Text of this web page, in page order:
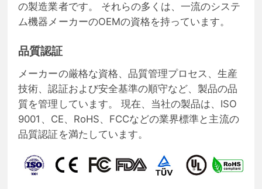
の製造業者です。 それらの多くは、一流のシステ
ム機器メーカーのOEMの資格を持っています。
品質認証
メーカーの厳格な資格、品質管理プロセス、生産
技術、認証および安全基準の順守など、製品の品
質を管理しています。 現在、当社の製品は、ISO
9001、CE、RoHS、FCCなどの業界標準と主流の
品質認証を満たしています。